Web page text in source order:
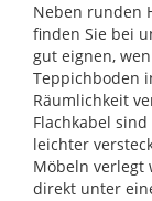
Neben runden
finden Sie bei
gut eignen,
Teppichboden
Räumlichkeit
Flachkabel
leichter
Möbeln verlegt
direkt unter